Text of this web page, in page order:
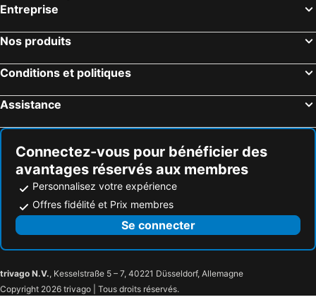
Entreprise
Nos produits
Conditions et politiques
Assistance
Connectez-vous pour bénéficier des
avantages réservés aux membres
Personnalisez votre expérience
Offres fidélité et Prix membres
Se connecter
trivago N.V., Kesselstraße 5 – 7, 40221 Düsseldorf, Allemagne
Copyright 2026 trivago | Tous droits réservés.